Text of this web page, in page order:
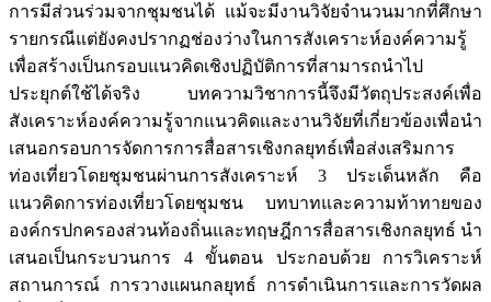
การมีส่วนร่วมจากชุมชนได้ แม้จะมีงานวิจัยจำนวนมากที่ศึกษา
รายกรณีแต่ยังคงปรากฏช่องว่างในการสังเคราะห์องค์ความรู้
เพื่อสร้างเป็นกรอบแนวคิดเชิงปฏิบัติการที่สามารถนำไป
ประยุกต์ใช้ได้จริง บทความวิชาการนี้จึงมีวัตถุประสงค์เพื่อ
สังเคราะห์องค์ความรู้จากแนวคิดและงานวิจัยที่เกี่ยวข้องเพื่อนำ
เสนอกรอบการจัดการการสื่อสารเชิงกลยุทธ์เพื่อส่งเสริมการ
ท่องเที่ยวโดยชุมชนผ่านการสังเคราะห์ 3 ประเด็นหลัก คือ
แนวคิดการท่องเที่ยวโดยชุมชน บทบาทและความท้าทายของ
องค์กรปกครองส่วนท้องถิ่นและทฤษฎีการสื่อสารเชิงกลยุทธ์ นำ
เสนอเป็นกระบวนการ 4 ขั้นตอน ประกอบด้วย การวิเคราะห์
สถานการณ์ การวางแผนกลยุทธ์ การดำเนินการและการวัดผล